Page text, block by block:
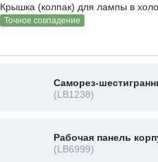
Крышка (колпак) для лампы в
Точное совпадение
Саморез-
(LB1238)
Рабочая панель
(LB6999)